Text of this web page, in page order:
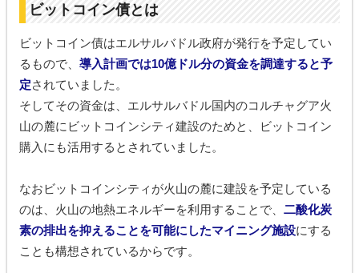
ビットコイン債とは
ビットコイン債はエルサルバドル政府が発行を予定してい
るもので、 導入計画では10億ドル分の資金を調達すると予
定されていました。
そしてその資金は、エルサルバドル国内のコルチャグア火
山の麓にビットコインシティ建設のためと、ビットコイン
購入にも活用するとされていました。
なおビットコインシティが火山の麓に建設を予定している
のは、火山の地熱エネルギーを利用することで、 二酸化炭
素の排出を抑えることを可能にしたマイニング施設にする
ことも構想されているからです。